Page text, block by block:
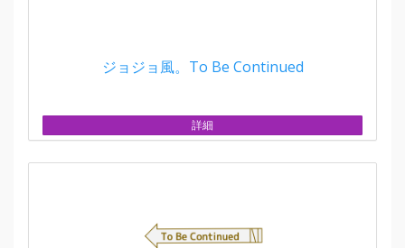
ジョジョ風。To Be Continued
詳細